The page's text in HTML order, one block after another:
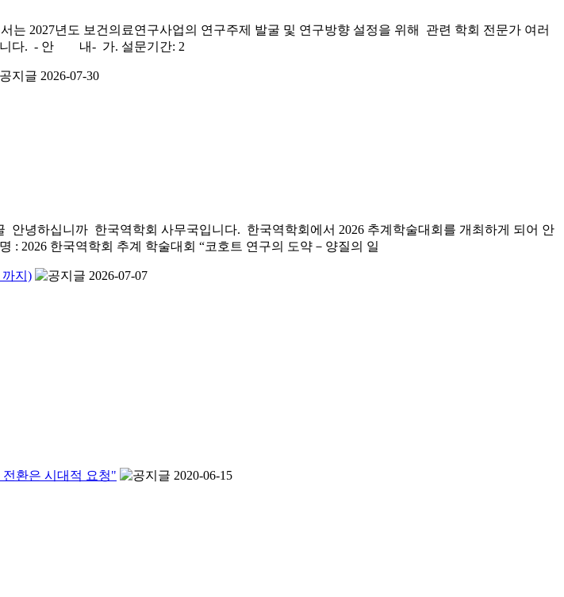
는 2027년도 보건의료연구사업의 연구주제 발굴 및 연구방향 설정을 위해 관련 학회 전문가 여러
니다. - 안 내- 가. 설문기간: 2
2026-07-30
안녕하십니까 한국역학회 사무국입니다. 한국역학회에서 2026 추계학술대회를 개최하게 되어 안
한국역학회 추계 학술대회 “코호트 연구의 도약－양질의 일
까지)
2026-07-07
환은 시대적 요청"
2020-06-15